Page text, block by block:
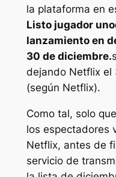
la plataforma en
Listo jugador uno
lanzamiento en
30 de diciembre.
dejando Netflix el
(según Netflix).
Como tal, solo
los espectadores
Netflix, antes de
servicio de